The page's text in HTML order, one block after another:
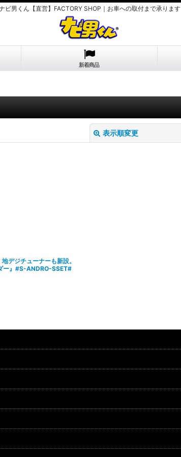
ビ男くん【直営】FACTORY SHOP｜お車への取付まで承ります
新着商品
表示順変更
デジチューナーも新設。
ー』#S-ANDRO-SSET#